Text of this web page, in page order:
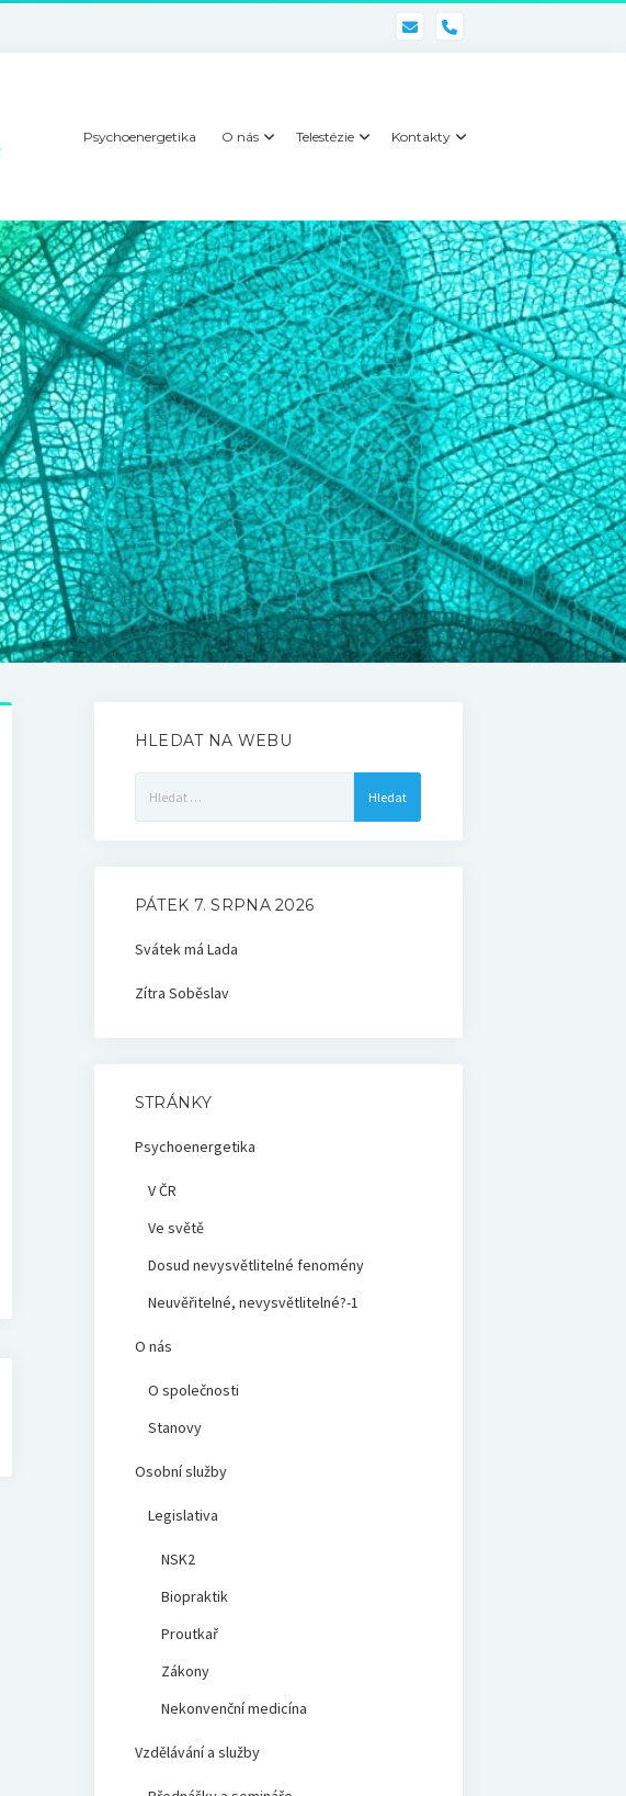
phone
Psychoenergetika O nás Telestézie Kontakty
HLEDAT NA WEBU
PÁTEK 7. SRPNA 2026
Svátek má Lada
Zítra Soběslav
STRÁNKY
Psychoenergetika
V ČR
Ve světě
Dosud nevysvětlitelné fenomény
Neuvěřitelné, nevysvětlitelné?-1
O nás
O společnosti
Stanovy
Osobní služby
Legislativa
NSK2
Biopraktik
Proutkař
Zákony
Nekonvenční medicína
Vzdělávání a služby